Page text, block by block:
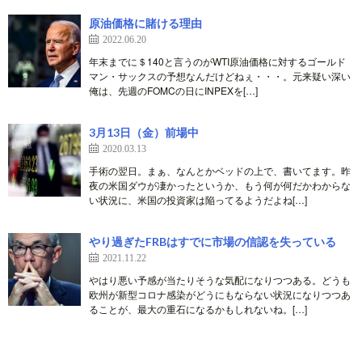
原油価格に賭ける理由
2022.06.20
年末までに＄140と言うのがWTI原油価格に対するゴールド
マン・サックスの予想なんだけどねぇ・・・。元来疑い深い
俺は、先週のFOMCの日にINPEXを[…]
3月13日（金）前場中
2020.03.13
手術の翌日。まぁ、なんとかベッドの上で、書いてます。昨
夜の米国ダウが凄かったというか、もう何が何だかわからな
い状況に、米国の投資家は陥ってるようだよね[…]
やり過ぎたFRBはすでに市場の信認を失っている
2021.11.22
やはり悪い予感が当たりそうな気配になりつつある。どうも
欧州が新型コロナ感染がどうにもならない状況になりつつあ
ることが、最大の重石になるかもしれないね。[…]